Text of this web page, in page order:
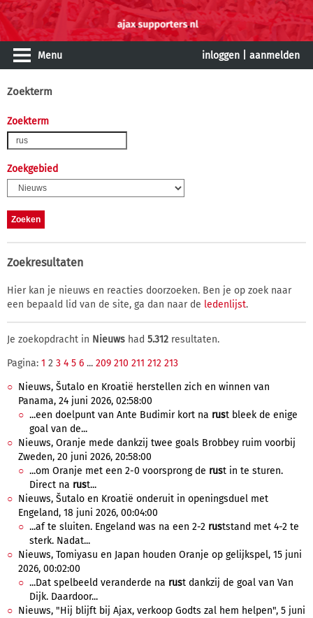
Menu inloggen aanmelden
Zoekterm
Zoekterm
Zoekgebied
Zoekresultaten
Hier kan je nieuws en reacties doorzoeken. Ben je op zoek naar
een bepaald lid van de site, ga dan naar de ledenlijst.
Je zoekopdracht in Nieuws had 5.312 resultaten.
Pagina: 1 2 3 4 5 6 ... 209 210 211 212 213
Nieuws, Šutalo en Kroatië herstellen zich en winnen van
Panama, 24 juni 2026, 02:58:00
...een doelpunt van Ante Budimir kort na rust bleek de enige
goal van de...
Nieuws, Oranje mede dankzij twee goals Brobbey ruim voorbij
Zweden, 20 juni 2026, 20:58:00
...om Oranje met een 2-0 voorsprong de rust in te sturen.
Direct na rust...
Nieuws, Šutalo en Kroatië onderuit in openingsduel met
Engeland, 18 juni 2026, 00:04:00
...af te sluiten. Engeland was na een 2-2 ruststand met 4-2 te
sterk. Nadat...
Nieuws, Tomiyasu en Japan houden Oranje op gelijkspel, 15 juni
2026, 00:02:00
...Dat spelbeeld veranderde na rust dankzij de goal van Van
Dijk. Daardoor...
Nieuws, "Hij blijft bij Ajax, verkoop Godts zal hem helpen", 5 juni